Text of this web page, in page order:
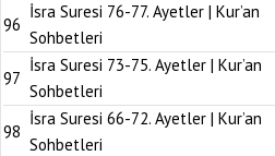
96
İsra Suresi 76-77. Ayetler | Kur’an
Sohbetleri
97
İsra Suresi 73-75. Ayetler | Kur’an
Sohbetleri
98
İsra Suresi 66-72. Ayetler | Kur’an
Sohbetleri